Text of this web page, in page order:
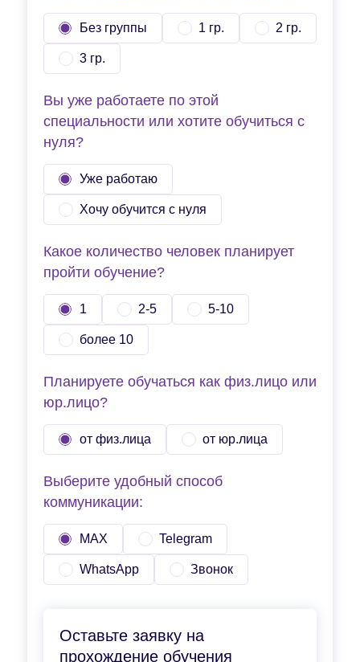
Без группы 1 гр. 2 гр.
3 гр.
Вы уже работаете по этой
специальности или хотите обучиться с
нуля?
Уже работаю
Хочу обучится с нуля
Какое количество человек планирует
пройти обучение?
1 2-5 5-10
более 10
Планируете обучаться как физ.лицо или
юр.лицо?
от физ.лица от юр.лица
Выберите удобный способ
коммуникации:
MAX Telegram
WhatsApp Звонок
Оставьте заявку на
прохождение обучения